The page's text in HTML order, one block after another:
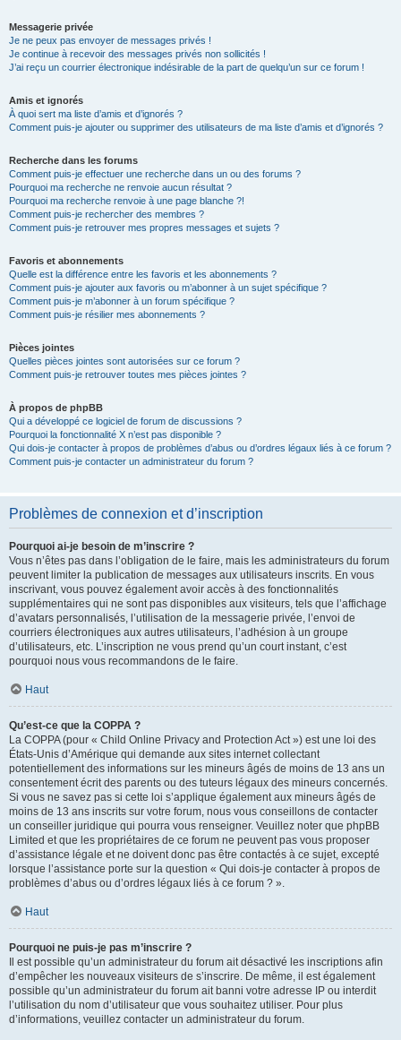
Messagerie privée
Je ne peux pas envoyer de messages privés !
Je continue à recevoir des messages privés non sollicités !
J’ai reçu un courrier électronique indésirable de la part de quelqu’un sur ce forum !
Amis et ignorés
À quoi sert ma liste d’amis et d’ignorés ?
Comment puis-je ajouter ou supprimer des utilisateurs de ma liste d’amis et d’ignorés ?
Recherche dans les forums
Comment puis-je effectuer une recherche dans un ou des forums ?
Pourquoi ma recherche ne renvoie aucun résultat ?
Pourquoi ma recherche renvoie à une page blanche ?!
Comment puis-je rechercher des membres ?
Comment puis-je retrouver mes propres messages et sujets ?
Favoris et abonnements
Quelle est la différence entre les favoris et les abonnements ?
Comment puis-je ajouter aux favoris ou m’abonner à un sujet spécifique ?
Comment puis-je m’abonner à un forum spécifique ?
Comment puis-je résilier mes abonnements ?
Pièces jointes
Quelles pièces jointes sont autorisées sur ce forum ?
Comment puis-je retrouver toutes mes pièces jointes ?
À propos de phpBB
Qui a développé ce logiciel de forum de discussions ?
Pourquoi la fonctionnalité X n’est pas disponible ?
Qui dois-je contacter à propos de problèmes d’abus ou d’ordres légaux liés à ce forum ?
Comment puis-je contacter un administrateur du forum ?
Problèmes de connexion et d’inscription
Pourquoi ai-je besoin de m’inscrire ?
Vous n’êtes pas dans l’obligation de le faire, mais les administrateurs du forum
peuvent limiter la publication de messages aux utilisateurs inscrits. En vous
inscrivant, vous pouvez également avoir accès à des fonctionnalités
supplémentaires qui ne sont pas disponibles aux visiteurs, tels que l’affichage
d’avatars personnalisés, l’utilisation de la messagerie privée, l’envoi de
courriers électroniques aux autres utilisateurs, l’adhésion à un groupe
d’utilisateurs, etc. L’inscription ne vous prend qu’un court instant, c’est
pourquoi nous vous recommandons de le faire.
Haut
Qu’est-ce que la COPPA ?
La COPPA (pour « Child Online Privacy and Protection Act ») est une loi des
États-Unis d’Amérique qui demande aux sites internet collectant
potentiellement des informations sur les mineurs âgés de moins de 13 ans un
consentement écrit des parents ou des tuteurs légaux des mineurs concernés.
Si vous ne savez pas si cette loi s’applique également aux mineurs âgés de
moins de 13 ans inscrits sur votre forum, nous vous conseillons de contacter
un conseiller juridique qui pourra vous renseigner. Veuillez noter que phpBB
Limited et que les propriétaires de ce forum ne peuvent pas vous proposer
d’assistance légale et ne doivent donc pas être contactés à ce sujet, excepté
lorsque l’assistance porte sur la question « Qui dois-je contacter à propos de
problèmes d’abus ou d’ordres légaux liés à ce forum ? ».
Haut
Pourquoi ne puis-je pas m’inscrire ?
Il est possible qu’un administrateur du forum ait désactivé les inscriptions afin
d’empêcher les nouveaux visiteurs de s’inscrire. De même, il est également
possible qu’un administrateur du forum ait banni votre adresse IP ou interdit
l’utilisation du nom d’utilisateur que vous souhaitez utiliser. Pour plus
d’informations, veuillez contacter un administrateur du forum.